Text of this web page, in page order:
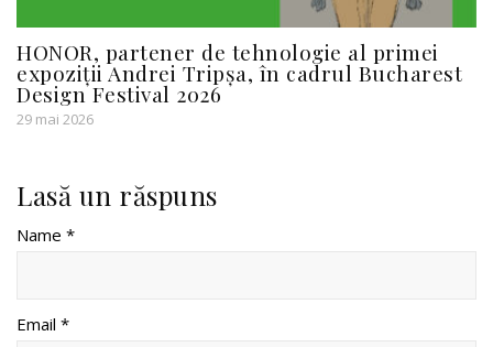
HONOR, partener de tehnologie al primei
expoziții Andrei Tripșa, în cadrul Bucharest
Design Festival 2026
29 mai 2026
Lasă un răspuns
Name *
Email *